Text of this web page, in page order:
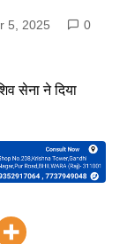
5, 2025
0